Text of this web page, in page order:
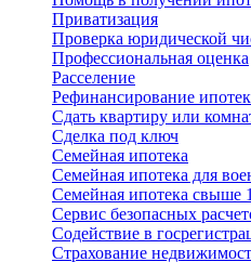
Приватизация
Проверка юридической
Профессиональная оценка
Расселение
Рефинансирование
Сдать квартиру или
Сделка под ключ
Семейная ипотека
Семейная ипотека для
Семейная ипотека свыше
Сервис безопасных
Содействие в
Страхование